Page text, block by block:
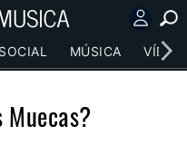
MÚSICA
Muecas?